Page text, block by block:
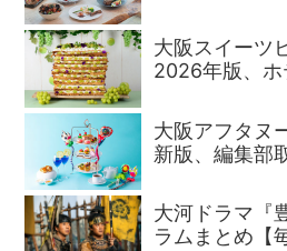
大阪スイーツ
2026年版、
大阪アフタヌ
新版、編集部
大河ドラマ『
ラムまとめ【